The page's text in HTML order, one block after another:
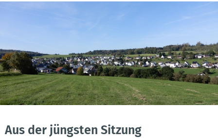
Aus der jüngsten Sitzung